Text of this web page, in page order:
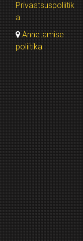
Privaatsuspoliitik
a
Annetamise
poliitika